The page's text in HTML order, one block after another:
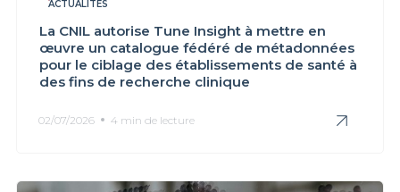
ACTUALITÉS
La CNIL autorise Tune Insight à mettre en
œuvre un catalogue fédéré de métadonnées
pour le ciblage des établissements de santé à
des fins de recherche clinique
02/07/2026 4 min de lecture